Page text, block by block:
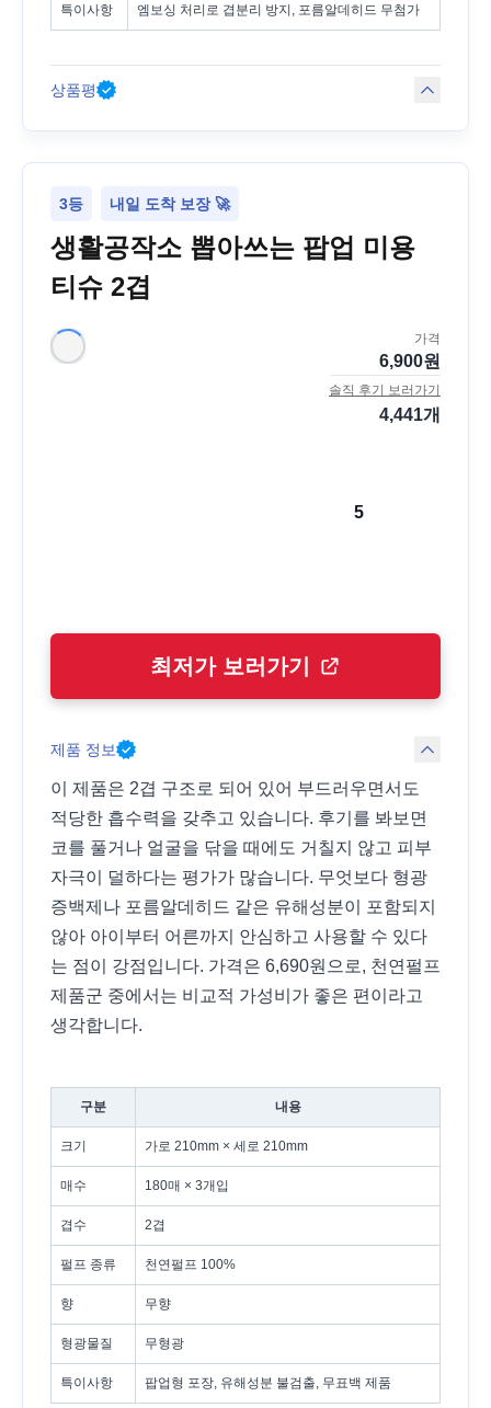
특이사항 엠보싱 처리로 겹분리 방지, 포름알데히드 무첨가
상품평
3등 내일 도착 보장 🚀
생활공작소 뽑아쓰는 팝업 미용
티슈 2겹
가격
6,900원
솔직 후기 보러가기
4,441개
5
최저가 보러가기
제품 정보
이 제품은 2겹 구조로 되어 있어 부드러우면서도
적당한 흡수력을 갖추고 있습니다. 후기를 봐보면
코를 풀거나 얼굴을 닦을 때에도 거칠지 않고 피부
자극이 덜하다는 평가가 많습니다. 무엇보다 형광
증백제나 포름알데히드 같은 유해성분이 포함되지
않아 아이부터 어른까지 안심하고 사용할 수 있다
는 점이 강점입니다. 가격은 6,690원으로, 천연펄프
제품군 중에서는 비교적 가성비가 좋은 편이라고
생각합니다.
구분 내용
크기 가로 210mm × 세로 210mm
매수 180매 × 3개입
겹수 2겹
펄프 종류 천연펄프 100%
향 무향
형광물질 무형광
특이사항 팝업형 포장, 유해성분 불검출, 무표백 제품